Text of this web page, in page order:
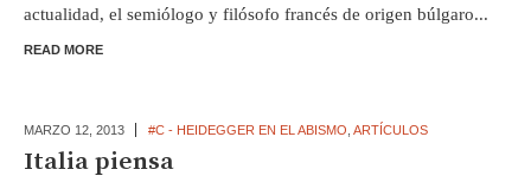
actualidad, el semiólogo y filósofo francés de origen búlgaro...
READ MORE
MARZO 12, 2013 #C - HEIDEGGER EN EL ABISMO ARTÍCULOS
Italia piensa